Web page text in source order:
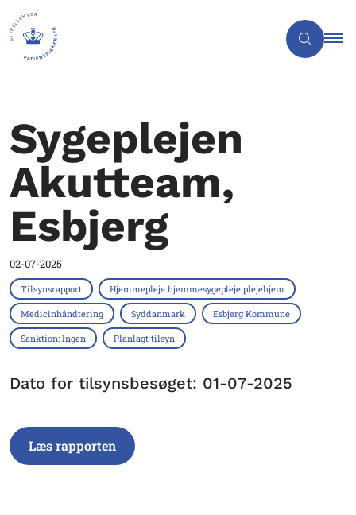
Sygeplejen
Akutteam,
Esbjerg
02-07-2025
Tilsynsrapport Hjemmepleje hjemmesygepleje plejehjem
Medicinhåndtering Syddanmark Esbjerg Kommune
Sanktion: Ingen Planlagt tilsyn
Dato for tilsynsbesøget: 01-07-2025
Læs rapporten